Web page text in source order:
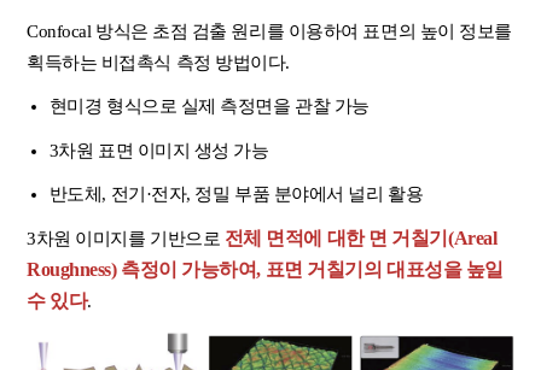
Confocal 방식은 초점 검출 원리를 이용하여 표면의 높이 정보를
획득하는 비접촉식 측정 방법이다.
현미경 형식으로 실제 측정면을 관찰 가능
3차원 표면 이미지 생성 가능
반도체, 전기·전자, 정밀 부품 분야에서 널리 활용
3차원 이미지를 기반으로 전체 면적에 대한 면 거칠기(Areal
Roughness) 측정이 가능하여, 표면 거칠기의 대표성을 높일
수 있다.